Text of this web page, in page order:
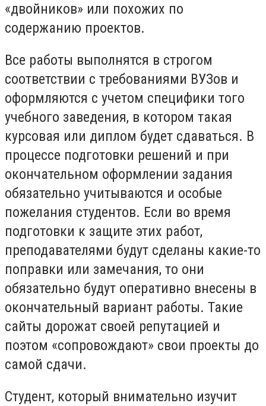
«двойников» или похожих по
содержанию проектов.
Все работы выполнятся в строгом
соответствии с требованиями ВУЗов и
оформляются с учетом специфики того
учебного заведения, в котором такая
курсовая или диплом будет сдаваться. В
процессе подготовки решений и при
окончательном оформлении задания
обязательно учитываются и особые
пожелания студентов. Если во время
подготовки к защите этих работ,
преподавателями будут сделаны какие-то
поправки или замечания, то они
обязательно будут оперативно внесены в
окончательный вариант работы. Такие
сайты дорожат своей репутацией и
поэтом «сопровождают» свои проекты до
самой сдачи.
Студент, который внимательно изучит